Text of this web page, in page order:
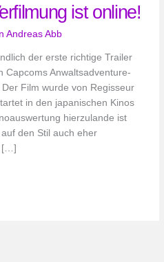
ist online!
Andreas Abb
der erste richtige Trailer
Capcoms Anwaltsadventure-
Film wurde von Regisseur
in den japanischen Kinos
hierzulande ist
den Stil auch eher
[…]